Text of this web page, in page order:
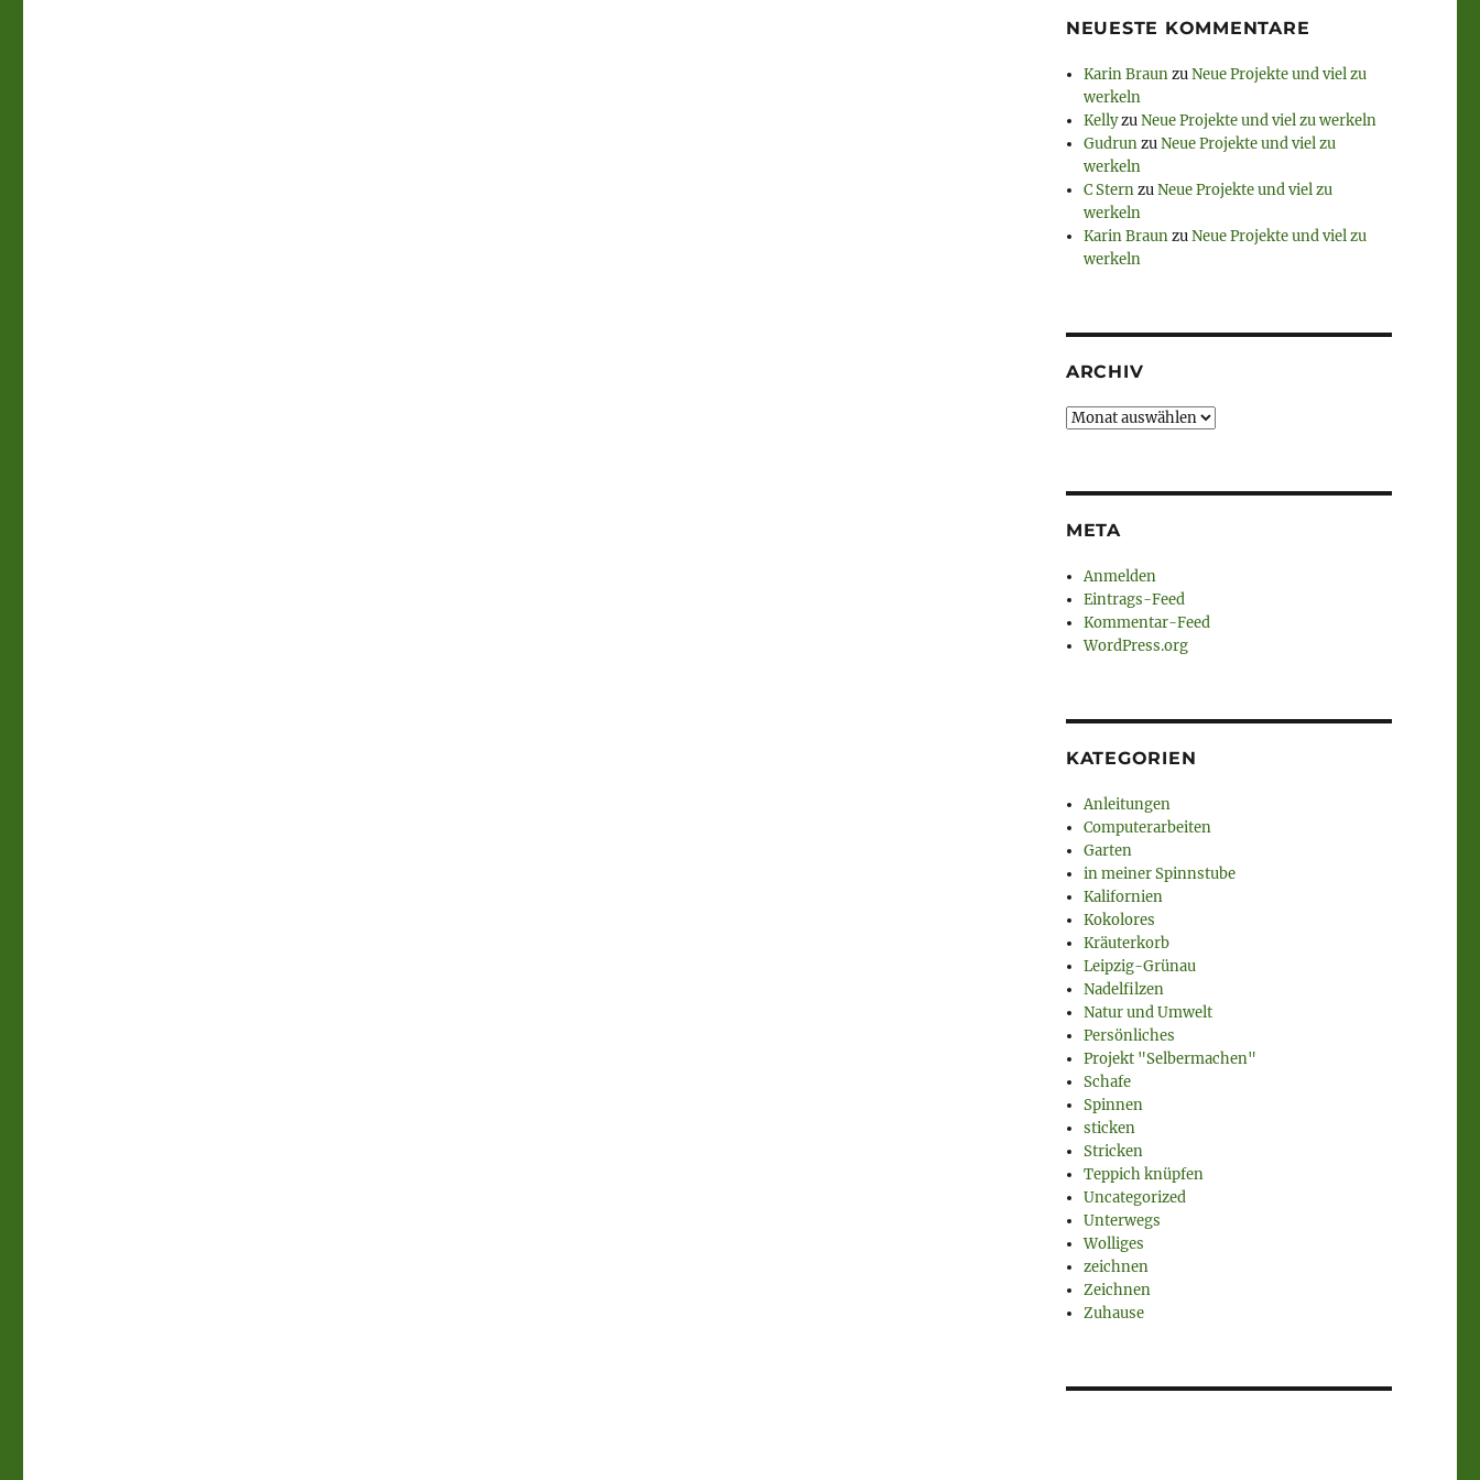
NEUESTE KOMMENTARE
Karin BraunzuNeue Projekte und viel zu
werkeln
KellyzuNeue Projekte und viel zu werkeln
GudrunzuNeue Projekte und viel zu
werkeln
C SternzuNeue Projekte und viel zu
werkeln
Karin BraunzuNeue Projekte und viel zu
werkeln
ARCHIV
Archiv
META
Anmelden
Eintrags-Feed
Kommentar-Feed
WordPress.org
KATEGORIEN
Anleitungen
Computerarbeiten
Garten
in meiner Spinnstube
Kalifornien
Kokolores
Kräuterkorb
Leipzig-Grünau
Nadelfilzen
Natur und Umwelt
Persönliches
Projekt "Selbermachen"
Schafe
Spinnen
sticken
Stricken
Teppich knüpfen
Uncategorized
Unterwegs
Wolliges
zeichnen
Zeichnen
Zuhause